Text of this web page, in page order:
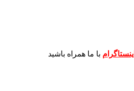
اینستاگرام با ما همراه باشید